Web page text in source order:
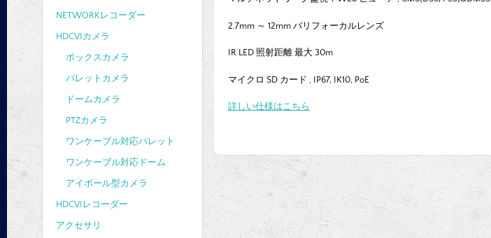
2.7mm ～ 12mm バリフォーカルレンズ
IR LED 照射距離 最大 30m
マイクロ SD カード , IP67, IK10, PoE
詳しい仕様はこちら
NETWORKレコーダー
HDCVIカメラ
ボックスカメラ
バレットカメラ
ドームカメラ
PTZカメラ
ワンケーブル対応バレット
ワンケーブル対応ドーム
アイボール型カメラ
HDCVIレコーダー
アクセサリ